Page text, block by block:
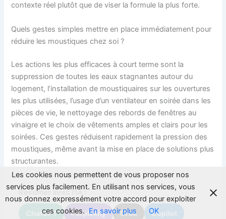
contexte réel plutôt que de viser la formule la plus forte.
Quels gestes simples mettre en place immédiatement pour
réduire les moustiques chez soi ?
Les actions les plus efficaces à court terme sont la
suppression de toutes les eaux stagnantes autour du
logement, l’installation de moustiquaires sur les ouvertures
les plus utilisées, l’usage d’un ventilateur en soirée dans les
pièces de vie, le nettoyage des rebords de fenêtres au
vinaigre et le choix de vêtements amples et clairs pour les
soirées. Ces gestes réduisent rapidement la pression des
moustiques, même avant la mise en place de solutions plus
structurantes.
Résumer avec l'IA :
ChatGPT Perplexity Grok Copilot
Les cookies nous permettent de vous proposer nos
services plus facilement. En utilisant nos services, vous
nous donnez expressément votre accord pour exploiter
ces cookies. En savoir plus OK